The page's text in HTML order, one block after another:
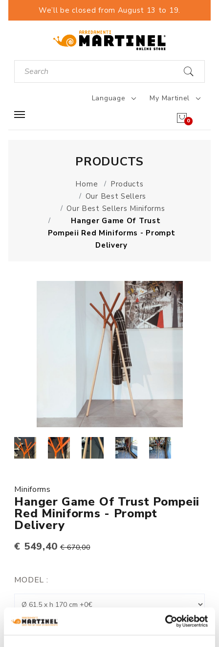
We’ll be closed from August 13 to 19.
Language My Martinel
0
PRODUCTS
Home
Products
Our Best Sellers
Our Best Sellers Miniforms
Hanger Game Of Trust
Pompeii Red Miniforms - Prompt
Delivery
Miniforms
Hanger Game Of Trust Pompeii
Red Miniforms - Prompt
Delivery
€ 549,40 € 670,00
MODEL :
STRUCTURE FINISHING: